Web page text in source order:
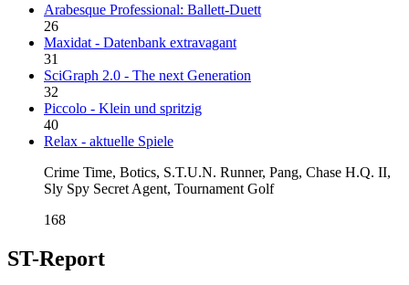
Arabesque Professional: Ballett-Duett
26
Maxidat - Datenbank extravagant
31
SciGraph 2.0 - The next Generation
32
Piccolo - Klein und spritzig
40
Relax - aktuelle Spiele
Crime Time, Botics, S.T.U.N. Runner, Pang, Chase H.Q. II,
Sly Spy Secret Agent, Tournament Golf
168
ST-Report